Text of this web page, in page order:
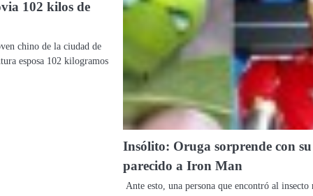
102 kilos de
chino de la ciudad de
esposa 102 kilogramos
Insólito: Oruga sorprende con su
parecido a Iron Man
Ante esto, una persona que encontró al insecto